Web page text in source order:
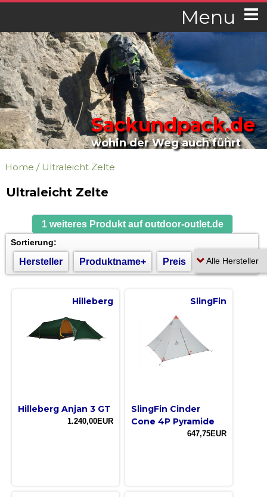
Menu
Sackundpack.de
wohin der Weg auch führt
Home / Ultraleicht Zelte
Ultraleicht Zelte
1 weiteres Produkt auf outdoor-outlet.de
Sortierung:
Hersteller Produktname+ Preis
Hilleberg
Hilleberg Anjan 3 GT
1.240,00EUR
SlingFin
SlingFin Cinder
Cone 4P Pyramide
647,75EUR